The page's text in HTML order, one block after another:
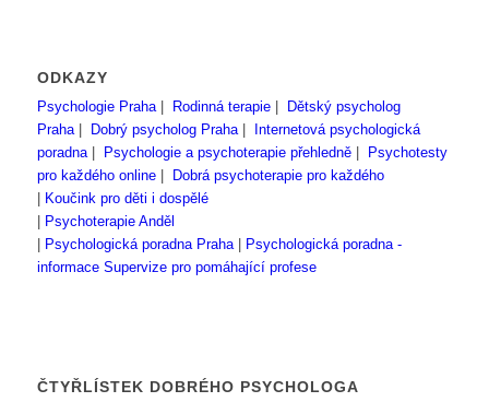
ODKAZY
Psychologie Praha| Rodinná terapie|
Dětský psycholog
Praha| Dobrý psycholog Praha|
Internetová psychologická
poradna| Psychologie a psychoterapie přehledně|
Psychotesty
pro každého online|
Dobrá psychoterapie pro každého
Koučink pro děti i dospělé
Psychoterapie Anděl
Psychologická poradna Praha|
Psychologická poradna -
informace Supervize pro pomáhající profese
ČTYŘLÍSTEK DOBRÉHO PSYCHOLOGA